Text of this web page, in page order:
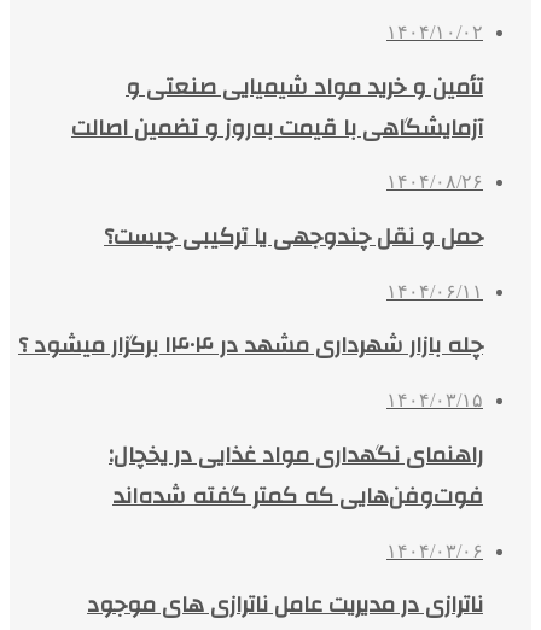
۱۴۰۴/۱۰/۰۲
تأمین و خرید مواد شیمیایی صنعتی و
آزمایشگاهی با قیمت به‌روز و تضمین اصالت
۱۴۰۴/۰۸/۲۶
حمل و نقل چندوجهی یا ترکیبی چیست؟
۱۴۰۴/۰۶/۱۱
چله بازار شهرداری مشهد در ۱۴۰۴ برگزار میشود ؟
۱۴۰۴/۰۳/۱۵
راهنمای نگهداری مواد غذایی در یخچال:
فوت‌وفن‌هایی که کمتر گفته شده‌اند
۱۴۰۴/۰۳/۰۶
ناترازی در مدیریت عامل ناترازی های موجود